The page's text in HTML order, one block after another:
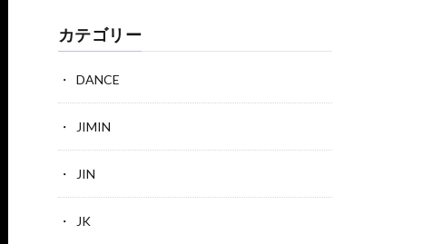
カテゴリー
DANCE
JIMIN
JIN
JK